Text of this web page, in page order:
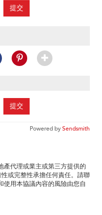
提交
提交
Powered bySendsmith
產代理或業主或第三方提供的
或完整性承擔任何責任。請聯
使用本協議內容的風險由您自